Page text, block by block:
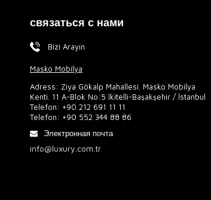
связаться с нами
Bizi Arayın
Masko Mobilya
Adress: Ziya Gökalp Mahallesi. Masko Mobilya
Kenti. 11 A-Blok No:5 İkitelli-Başakşehir / İstanbul
Telefon: +90 212 691 11 11
Telefon: +90 552 344 88 86
Электронная почта
info@luxury.com.tr